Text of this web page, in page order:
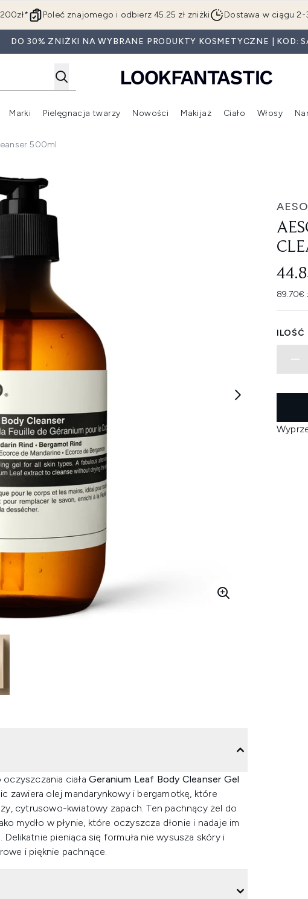
Przejdź do głównej treści
Poleć znajomego i odbierz 45.25 zł zniżki Dostawa w ciągu
DO 30% ZNIŻKI NA WYBRANE PRODUKTY KOSMETYCZNE | KOD:
Wejdź do podmenu (Beauty Box)
Marki
Wejdź do podmenu (Marki)
Pielęgnacja twarzy
Wejdź do podmenu (Pielęgnacja twarzy)
Nowości
Wejdź do podmenu (Nowości)
Makijaż Ciało Włosy
500ml
Cleanser 500ml
89.70€
ILOŚĆ
ciała Geranium Leaf Body Cleanser Gel
zawiera olej mandarynkowy i bergamotkę, które
cytrusowo-kwiatowy zapach. Ten pachnący żel do
mydło w płynie, które oczyszcza dłonie i nadaje im
pieniąca się formuła nie wysusza skóry i
i pięknie pachnące.